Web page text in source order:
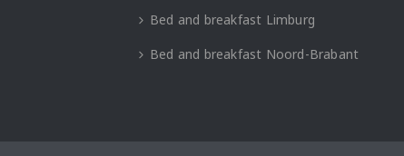
Bed and breakfast Limburg
Bed and breakfast Noord-Brabant